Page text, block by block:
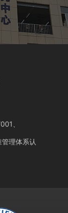
、
理体系认